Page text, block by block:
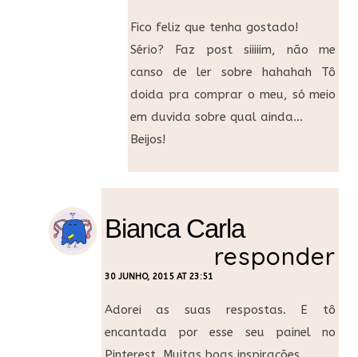
Fico feliz que tenha gostado!
Sério? Faz post siiiiim, não me
canso de ler sobre hahahah Tô
doida pra comprar o meu, só meio
em duvida sobre qual ainda…
Beijos!
Bianca Carla
30 JUNHO, 2015 AT 23:51
responder
Adorei as suas respostas. E tô
encantada por esse seu painel no